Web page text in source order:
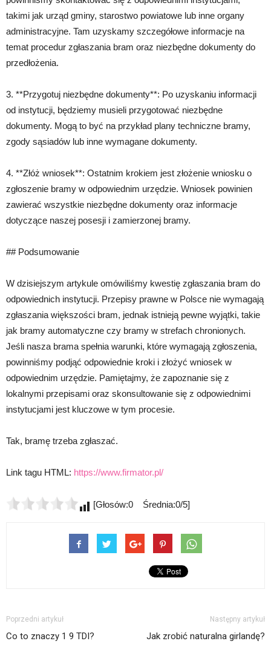
takimi jak urząd gminy, starostwo powiatowe lub inne organy
administracyjne. Tam uzyskamy szczegółowe informacje na
temat procedur zgłaszania bram oraz niezbędne dokumenty do
przedłożenia.
3. **Przygotuj niezbędne dokumenty**: Po uzyskaniu informacji
od instytucji, będziemy musieli przygotować niezbędne
dokumenty. Mogą to być na przykład plany techniczne bramy,
zgody sąsiadów lub inne wymagane dokumenty.
4. **Złóż wniosek**: Ostatnim krokiem jest złożenie wniosku o
zgłoszenie bramy w odpowiednim urzędzie. Wniosek powinien
zawierać wszystkie niezbędne dokumenty oraz informacje
dotyczące naszej posesji i zamierzonej bramy.
## Podsumowanie
W dzisiejszym artykule omówiliśmy kwestię zgłaszania bram do
odpowiednich instytucji. Przepisy prawne w Polsce nie wymagają
zgłaszania większości bram, jednak istnieją pewne wyjątki, takie
jak bramy automatyczne czy bramy w strefach chronionych.
Jeśli nasza brama spełnia warunki, które wymagają zgłoszenia,
powinniśmy podjąć odpowiednie kroki i złożyć wniosek w
odpowiednim urzędzie. Pamiętajmy, że zapoznanie się z
lokalnymi przepisami oraz skonsultowanie się z odpowiednimi
instytucjami jest kluczowe w tym procesie.
Tak, bramę trzeba zgłaszać.
Link tagu HTML: https://www.firmator.pl/
[Głosów:0 Średnia:0/5]
Poprzedni artykuł
Co to znaczy 1 9 TDI?
Następny artykuł
Jak zrobić naturalna girlandę?